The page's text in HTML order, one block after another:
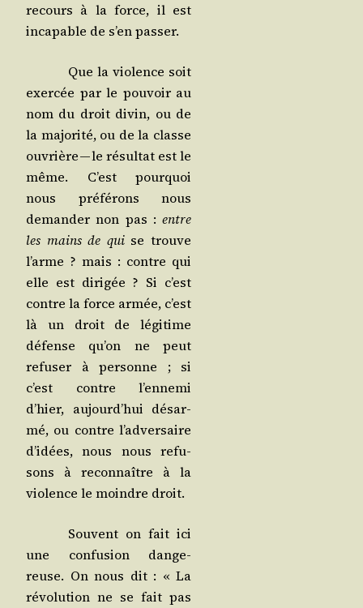
recours à la force, il est
inca­pable de s’en passer.
Que la vio­lence soit
exer­cée par le pou­voir au
nom du droit divin, ou de
la majo­ri­té, ou de la classe
ouvrière — le résul­tat est le
même. C’est pour­quoi
nous pré­fé­rons nous
deman­der non pas : entre
les mains de quise trouve
l’arme ? mais : contre qui
elle est diri­gée ? Si c’est
contre la force armée, c’est
là un droit de légi­time
défense qu’on ne peut
refu­ser à per­sonne ; si
c’est contre l’en­ne­mi
d’hier, aujourd’­hui désar­
mé, ou contre l’ad­ver­saire
d’i­dées, nous nous refu­
sons à recon­naître à la
vio­lence le moindre droit.
Sou­vent on fait ici
une confu­sion dan­ge­
reuse. On nous dit : « La
révo­lu­tion ne se fait pas